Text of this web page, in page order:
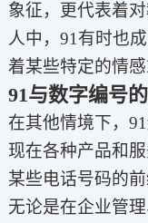
象征，更代表着
人中，91有时也
着某些特定的情感
91与数字编号
在其他情境下，
现在各种产品和
某些电话号码的
无论是在企业管